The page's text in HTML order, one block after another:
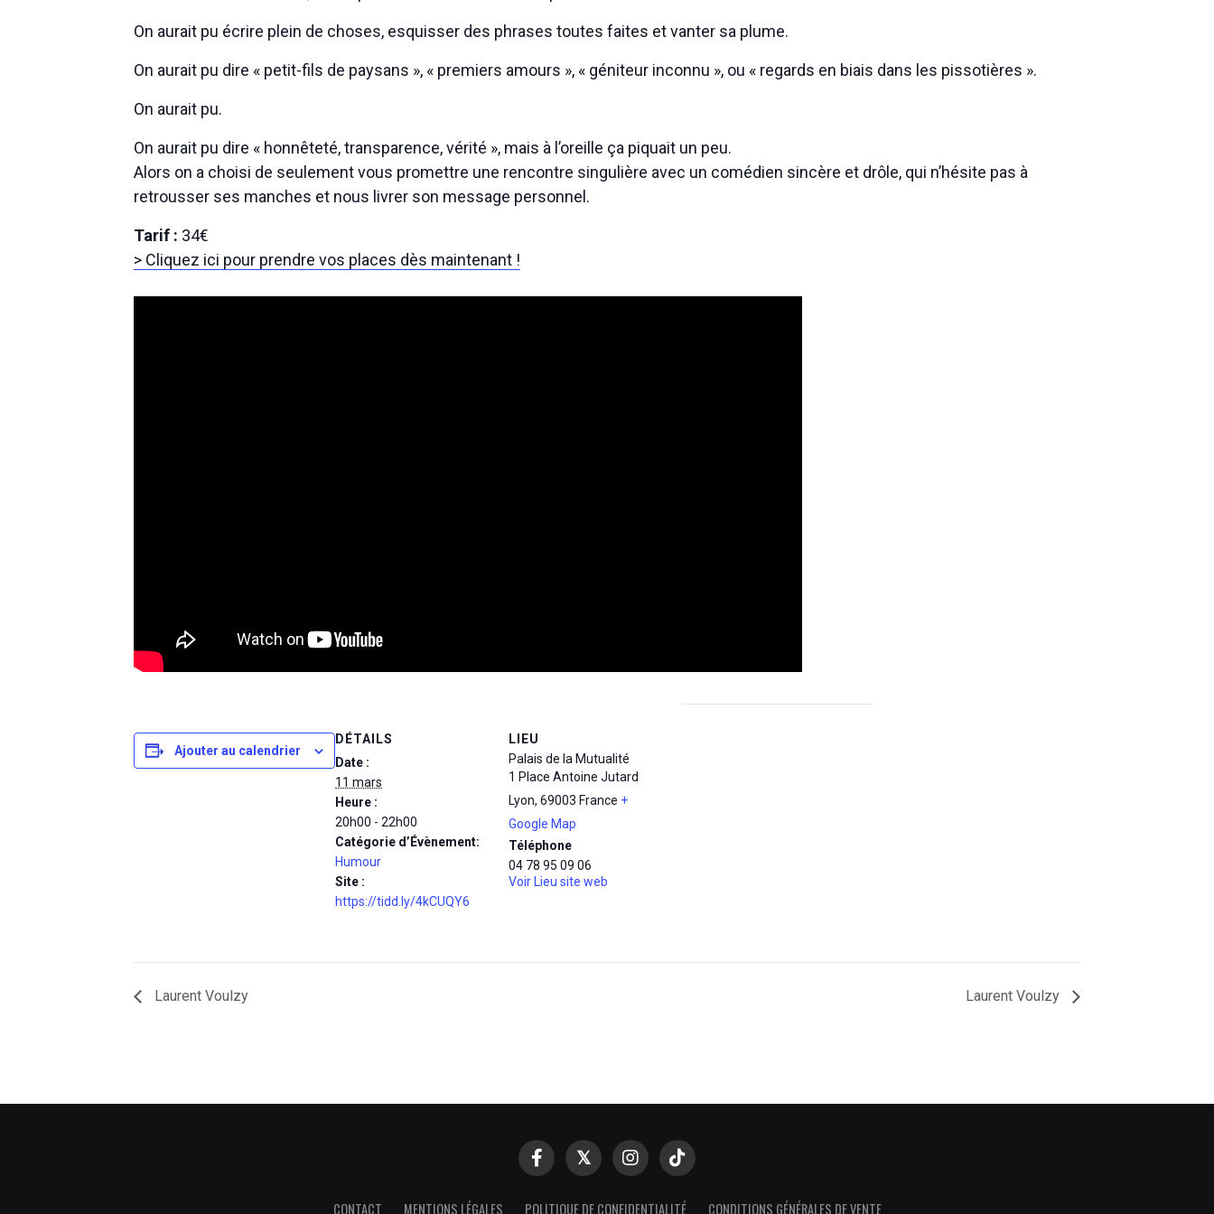
On aurait pu écrire plein de choses, esquisser des phrases toutes faites et vanter sa plume.
On aurait pu dire « petit-fils de paysans », « premiers amours », « géniteur inconnu », ou « regards en biais dans les pissotières ».
On aurait pu.
On aurait pu dire « honnêteté, transparence, vérité », mais à l’oreille ça piquait un peu.
Alors on a choisi de seulement vous promettre une rencontre singulière avec un comédien sincère et drôle, qui n’hésite pas à
retrousser ses manches et nous livrer son message personnel.
Tarif : 34€
> Cliquez ici pour prendre vos places dès maintenant !
Ajouter au calendrier
DÉTAILS
Date :
11 mars
Heure :
20h00 - 22h00
Catégorie d’Évènement:
Humour
Site :
https://tidd.ly/4kCUQY6
LIEU
Palais de la Mutualité
1 Place Antoine Jutard
Lyon, 69003 France +
Google Map
Téléphone
04 78 95 09 06
Voir Lieu site web
Laurent Voulzy Laurent Voulzy
CONTACT MENTIONS LÉGALES POLITIQUE DE CONFIDENTIALITÉ CONDITIONS GÉNÉRALES DE VENTE